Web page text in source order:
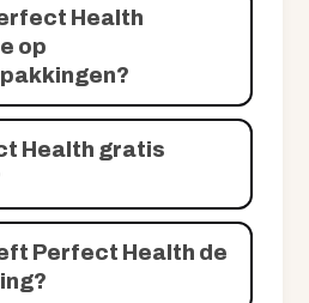
Health
op
Health gratis
Perfect Health de